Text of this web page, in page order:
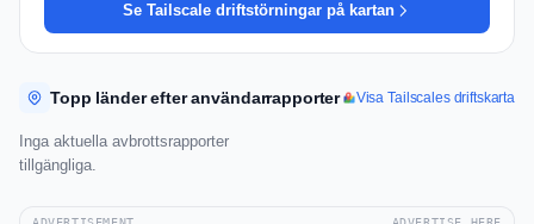
Se Tailscale driftstörningar på kartan
Topp länder efter användarrapporter Visa Tailscales driftskarta
Inga aktuella avbrottsrapporter
tillgängliga.